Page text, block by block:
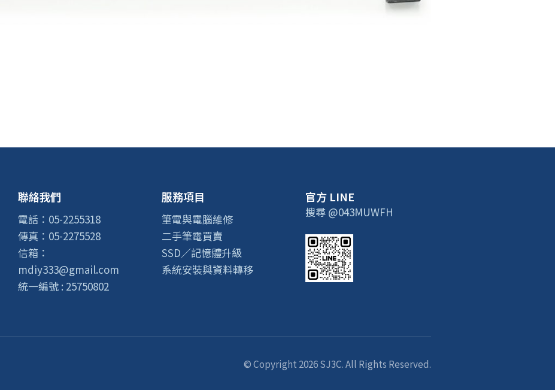
聯絡我們
電話：05-2255318
傳真：05-2275528
信箱：
mdiy333@gmail.com
統一編號 : 25750802
服務項目
筆電與電腦維修
二手筆電買賣
SSD／記憶體升級
系統安裝與資料轉移
官方 LINE
搜尋 @043MUWFH
© Copyright 2026 SJ3C. All Rights Reserved.